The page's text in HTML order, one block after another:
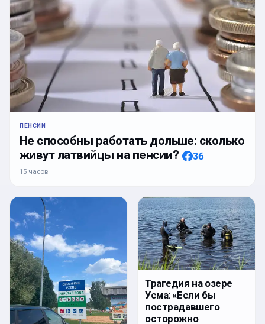
ПЕНСИИ
Не способны работать дольше: сколько
живут латвийцы на пенсии?
36
15 часов
Трагедия на озере
Усма: «Если бы
пострадавшего
осторожно